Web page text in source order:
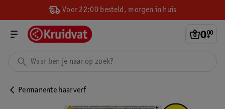
Voor 22:00 besteld, morgen in huis
0.
00
Permanente haarverf